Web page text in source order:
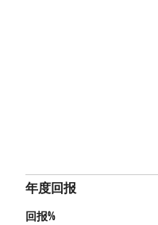
年度回报
回报%